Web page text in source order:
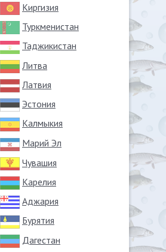
Киргизия
Туркменистан
Таджикистан
Литва
Латвия
Эстония
Калмыкия
Марий Эл
Чувашия
Карелия
Аджария
Бурятия
Дагестан